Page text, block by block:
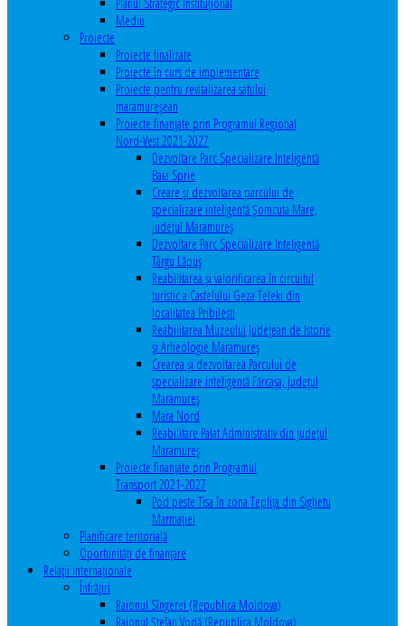
Mediu
Proiecte
Proiecte finalizate
Proiecte în curs de implementare
Proiecte pentru revitalizarea satului
maramureşean
Proiecte finanțate prin Programul Regional
Nord-Vest 2021-2027
Dezvoltare Parc Specializare Inteligentă
Baia Sprie
Creare și dezvoltarea parcului de
specializare inteligentă Șomcuta Mare,
județul Maramureș
Dezvoltare Parc Specializare Inteligentă
Târgu Lăpuș
Reabilitarea și valorificarea în circuitul
turistic a Castelului Geza Teleki din
localitatea Pribilești
Reabilitarea Muzeului Județean de Istorie
și Arheologie Maramureș
Crearea și dezvoltarea Parcului de
specializare inteligentă Fărcașa, județul
Maramureș
Mara Nord
Reabilitare Palat Administrativ din județul
Maramureș
Proiecte finanțate prin Programul
Transport 2021-2027
Pod peste Tisa în zona Teplița din Sighetu
Marmației
Planificare teritorială
Oportunităţi de finanţare
Relaţii internaţionale
Înfrăţiri
Raionul Sîngerei (Republica Moldova)
Raionul Ștefan Vodă (Republica Moldova)